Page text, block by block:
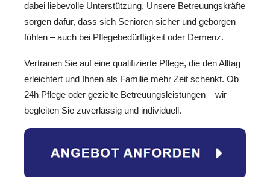
dabei liebevolle Unterstützung. Unsere Betreuungskräfte
sorgen dafür, dass sich Senioren sicher und geborgen
fühlen – auch bei Pflegebedürftigkeit oder Demenz.
Vertrauen Sie auf eine qualifizierte Pflege, die den Alltag
erleichtert und Ihnen als Familie mehr Zeit schenkt. Ob
24h Pflege oder gezielte Betreuungsleistungen – wir
begleiten Sie zuverlässig und individuell.